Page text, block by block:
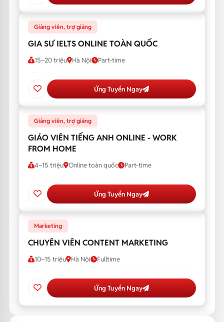
Giảng viên, trợ giảng
GIA SƯ IELTS ONLINE TOÀN QUỐC
15–20 triệu Hà Nội Part-time
Ứng Tuyển Ngay
Giảng viên, trợ giảng
GIÁO VIÊN TIẾNG ANH ONLINE - WORK
FROM HOME
4–15 triệu Online toàn quốc Part-time
Ứng Tuyển Ngay
Marketing
CHUYÊN VIÊN CONTENT MARKETING
10–15 triệu Hà Nội Fulltime
Ứng Tuyển Ngay